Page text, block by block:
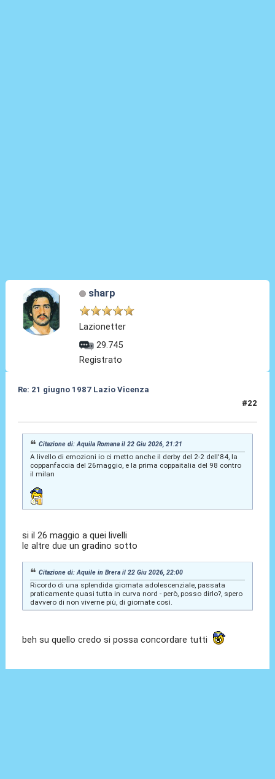
sharp
Lazionetter
29.745
Registrato
Re: 21 giugno 1987 Lazio Vicenza
#22
Citazione di: Aquila Romana il 22 Giu 2026, 21:21
A livello di emozioni io ci metto anche il derby del 2-2 dell'84, la
coppanfaccia del 26maggio, e la prima coppaitalia del 98 contro
il milan
si il 26 maggio a quei livelli
le altre due un gradino sotto
Citazione di: Aquile in Brera il 22 Giu 2026, 22:00
Ricordo di una splendida giornata adolescenziale, passata
praticamente quasi tutta in curva nord - però, posso dirlo?, spero
davvero di non viverne più, di giornate così.
beh su quello credo si possa concordare tutti